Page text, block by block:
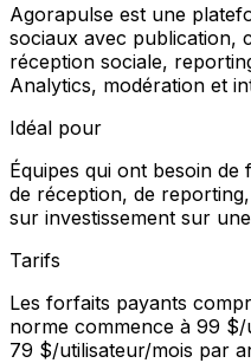
Agorapulse est une
sociaux avec publication,
réception sociale,
Analytics, modération et
Idéal pour
Équipes qui ont besoin
de réception, de
sur investissement sur
Tarifs
Les forfaits payants
norme commence à 99
79 $/utilisateur/mois par